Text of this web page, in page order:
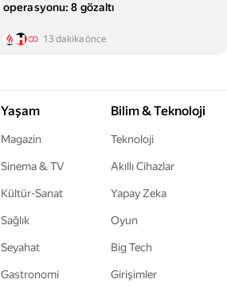
operasyonu: 8 gözaltı
13 dakika önce
Yaşam
Magazin
Sinema & TV
Kültür-Sanat
Sağlık
Seyahat
Gastronomi
Bilim & Teknoloji
Teknoloji
Akıllı Cihazlar
Yapay Zeka
Oyun
Big Tech
Girişimler